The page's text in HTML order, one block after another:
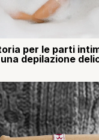
per le parti
depilazione